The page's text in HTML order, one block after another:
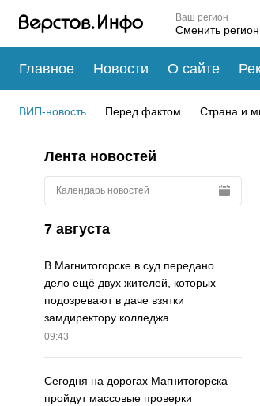
Ваш регион
Главное Новости О сайте
ВИП-новость Перед фактом Страна и
Лента новостей
Календарь новостей
7 августа
В Магнитогорске в суд передано
дело ещё двух жителей, которых
подозревают в даче взятки
замдиректору колледжа
09:43
Сегодня на дорогах Магнитогорска
пройдут массовые проверки